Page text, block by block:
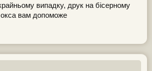
випадку, друк на бісерному
окса вам допоможе